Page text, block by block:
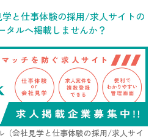
と仕事体験の採用/求人サイトの
タルへ掲載しませんか？
（会社見学と仕事体験の採用/求人サイ